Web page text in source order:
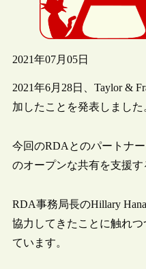
2021年07月05日
2021年6月28日、Taylor &
加したことを発表しました
今回のRDAとのパートナ
のオープンな共有を支援
RDA事務局長のHillary
協力してきたことに触れ
ています。